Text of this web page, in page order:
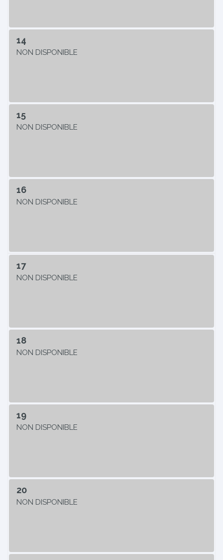
14
NON DISPONIBLE
15
NON DISPONIBLE
16
NON DISPONIBLE
17
NON DISPONIBLE
18
NON DISPONIBLE
19
NON DISPONIBLE
20
NON DISPONIBLE